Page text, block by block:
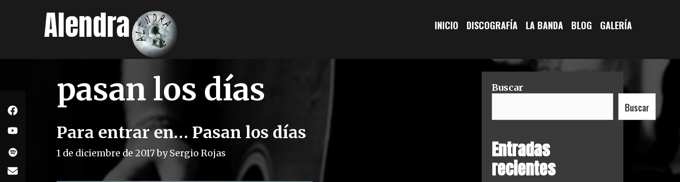
Alendra INICIO DISCOGRAFÍA LA BANDA BLOG GALERÍA
pasan los días
Para entrar en… Pasan los días
1 de diciembre de 2017bySergio Rojas
Buscar
Buscar
Entradas
recientes